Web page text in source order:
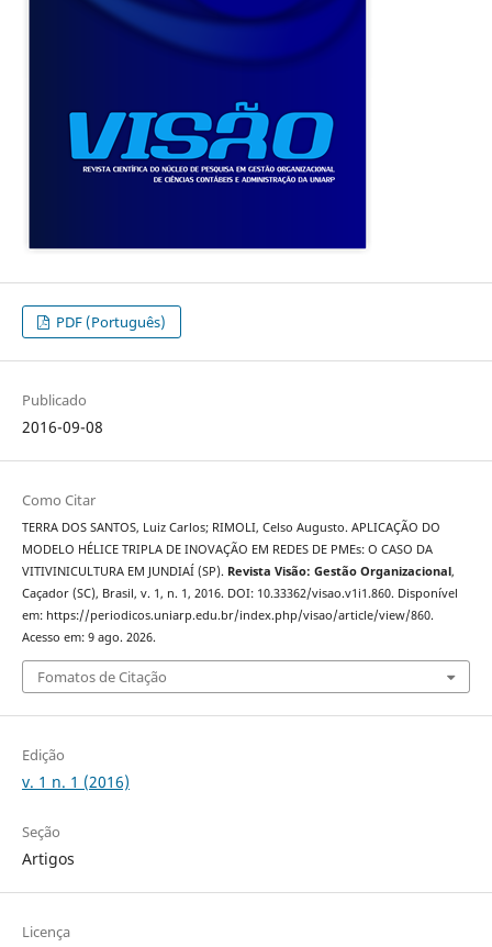
PDF (Português)
Publicado
2016-09-08
Como Citar
TERRA DOS SANTOS, Luiz Carlos; RIMOLI, Celso Augusto. APLICAÇÃO DO
MODELO HÉLICE TRIPLA DE INOVAÇÃO EM REDES DE PMEs: O CASO DA
VITIVINICULTURA EM JUNDIAÍ (SP). Revista Visão: Gestão Organizacional,
Caçador (SC), Brasil, v. 1, n. 1, 2016. DOI: 10.33362/visao.v1i1.860. Disponível
em: https://periodicos.uniarp.edu.br/index.php/visao/article/view/860.
Acesso em: 9 ago. 2026.
Fomatos de Citação
Edição
v. 1 n. 1 (2016)
Seção
Artigos
Licença